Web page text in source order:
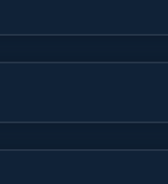
onze
zonder